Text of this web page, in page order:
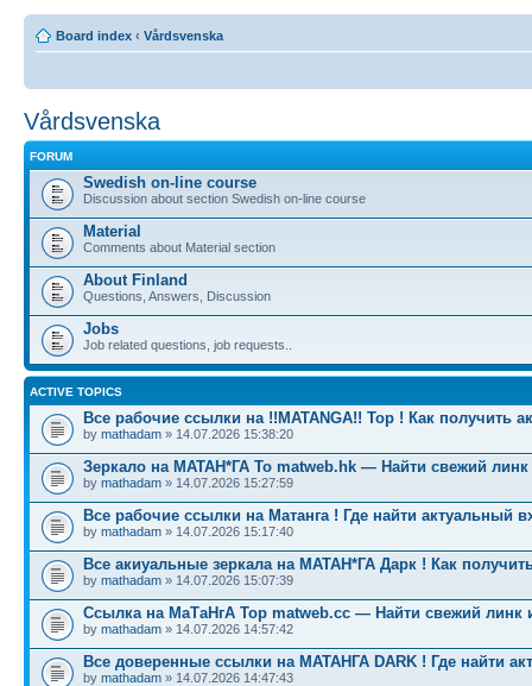
Board index ‹ Vårdsvenska
Vårdsvenska
FORUM
Swedish on-line course
Discussion about section Swedish on-line course
Material
Comments about Material section
About Finland
Questions, Answers, Discussion
Jobs
Job related questions, job requests..
ACTIVE TOPICS
Все рабочие ссылки на !!MATANGA!! Тор ! Как получить
by mathadam » 14.07.2026 15:38:20
Зеркало на МАТАН*ГА To matweb.hk — Найти свежий линк
by mathadam » 14.07.2026 15:27:59
Все рабочие ссылки на Матанга ! Где найти актуальный
by mathadam » 14.07.2026 15:17:40
Все акиуальные зеркала на МАТАН*ГА Дарк ! Как
by mathadam » 14.07.2026 15:07:39
Ссылка на МаТаНгА Тор matweb.cc — Найти свежий линк
by mathadam » 14.07.2026 14:57:42
Все доверенные ссылки на МАТАНГА DARK ! Где найти
by mathadam » 14.07.2026 14:47:43